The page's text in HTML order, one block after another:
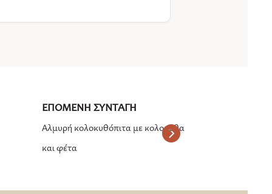
Αλμυρή κολοκυθόπιτα με κολοκύθα
και φέτα